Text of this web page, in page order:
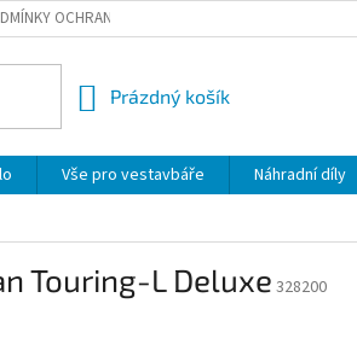
OCHRANY OSOBNÍCH ÚDAJŮ
NÁKUPNÍ
Prázdný košík
Vše pro vestavbáře
Náhradní díly
Touring-L Deluxe 328200